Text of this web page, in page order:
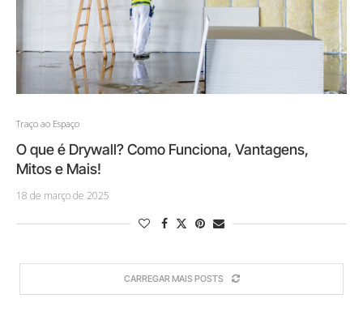
Traço ao Espaço
O que é Drywall? Como Funciona, Vantagens,
Mitos e Mais!
18 de março de 2025
CARREGAR MAIS POSTS